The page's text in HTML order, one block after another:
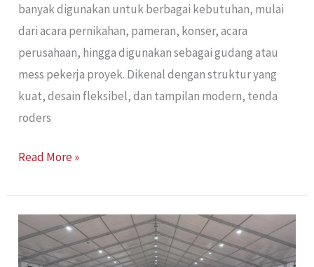
banyak digunakan untuk berbagai kebutuhan, mulai
dari acara pernikahan, pameran, konser, acara
perusahaan, hingga digunakan sebagai gudang atau
mess pekerja proyek. Dikenal dengan struktur yang
kuat, desain fleksibel, dan tampilan modern, tenda
roders
Read More »
Sewa
Tenda